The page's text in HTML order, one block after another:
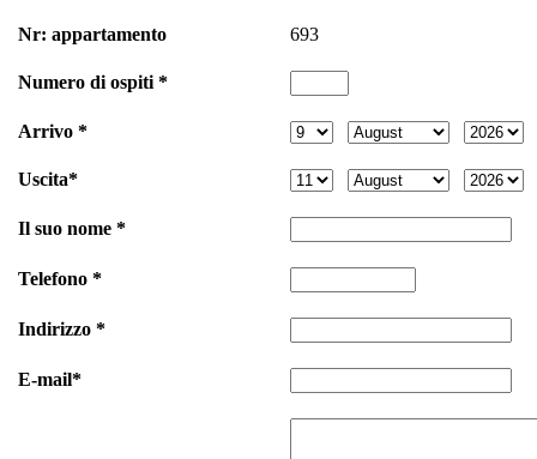
Nr: appartamento 693
Numero di ospiti *
Arrivo *
Uscita*
Il suo nome *
Telefono *
Indirizzo *
E-mail*